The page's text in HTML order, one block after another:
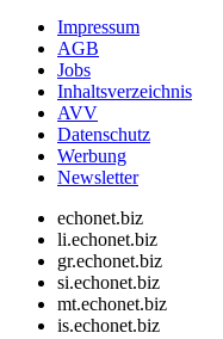
Impressum
AGB
Jobs
Inhaltsverzeichnis
AVV
Datenschutz
Werbung
Newsletter
echonet.biz
li.echonet.biz
gr.echonet.biz
si.echonet.biz
mt.echonet.biz
is.echonet.biz